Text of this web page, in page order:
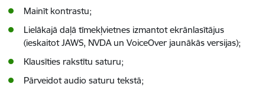
Mainīt kontrastu;
Lielākajā daļā tīmekļvietnes izmantot ekrānlasītājus
(ieskaitot JAWS, NVDA un VoiceOver jaunākās versijas);
Klausīties rakstītu saturu;
Pārveidot audio saturu tekstā;